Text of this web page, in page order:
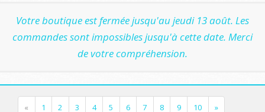
Votre boutique est fermée jusqu'au jeudi 13 août. Les
commandes sont impossibles jusqu'à cette date. Merci
de votre compréhension.
« 1 2 3 4 5 6 7 8 9 10 »